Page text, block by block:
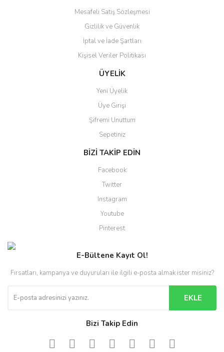
Gönder
Mesafeli Satış Sözleşmesi
Gizlilik ve Güvenlik
İptal ve İade Şartları
Kişisel Veriler Politikası
ÜYELİK
Yeni Üyelik
Üye Girişi
Şifremi Unuttum
Sepetiniz
BİZİ TAKİP EDİN
Facebook
Twitter
Instagram
Youtube
Pinterest
E-Bültene Kayıt Ol!
Fırsatları, kampanya ve duyuruları ile ilgili e-posta almak ister misiniz?
EKLE
Bizi Takip Edin